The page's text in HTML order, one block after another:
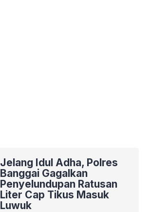
Jelang Idul Adha, Polres
Banggai Gagalkan
Penyelundupan Ratusan
Liter Cap Tikus Masuk
Luwuk